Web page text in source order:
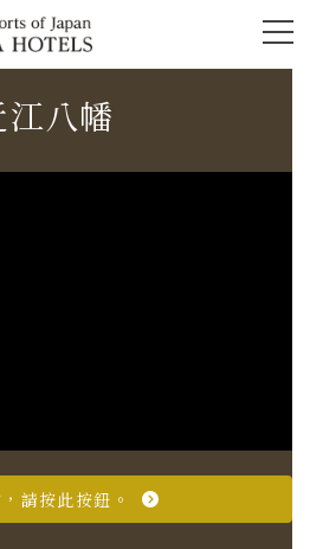
江八幡
請按此按鈕。